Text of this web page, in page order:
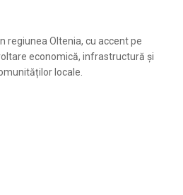
regiunea Oltenia, cu accent pe
economică, infrastructură și
locale.